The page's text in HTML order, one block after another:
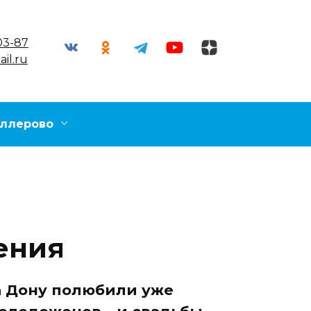
87
Дону полюбили уже